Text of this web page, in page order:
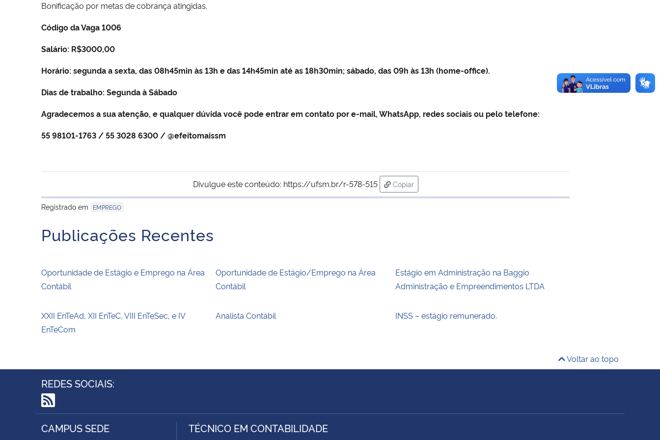
Bonificação por metas de cobrança atingidas.
Código da Vaga 1006
Salário: R$3000,00
Horário: segunda a sexta, das 08h45min às 13h e das 14h45min até as 18h30min; sábado, das 09h às 13h (home-office).
Dias de trabalho: Segunda à Sábado
Agradecemos a sua atenção, e qualquer dúvida você pode entrar em contato por e-mail, WhatsApp, redes sociais ou pelo telefone:
55 98101-1763 / 55 3028 6300 / @efeitomaissm
Divulgue este conteúdo: https://ufsm.br/r-578-515
Copiar
para área de transferência
Registrado em
EMPREGO
Publicações Recentes
Oportunidade de Estágio e Emprego na Área
Contábil
Oportunidade de Estágio/Emprego na Área
Contábil
Estágio em Administração na Baggio
Administração e Empreendimentos LTDA
XXII EnTeAd, XII EnTeC, VIII EnTeSec, e IV
EnTeCom
Analista Contábil INSS – estágio remunerado.
Voltar ao topo
REDES SOCIAIS:
RSS
CAMPUS SEDE TÉCNICO EM CONTABILIDADE